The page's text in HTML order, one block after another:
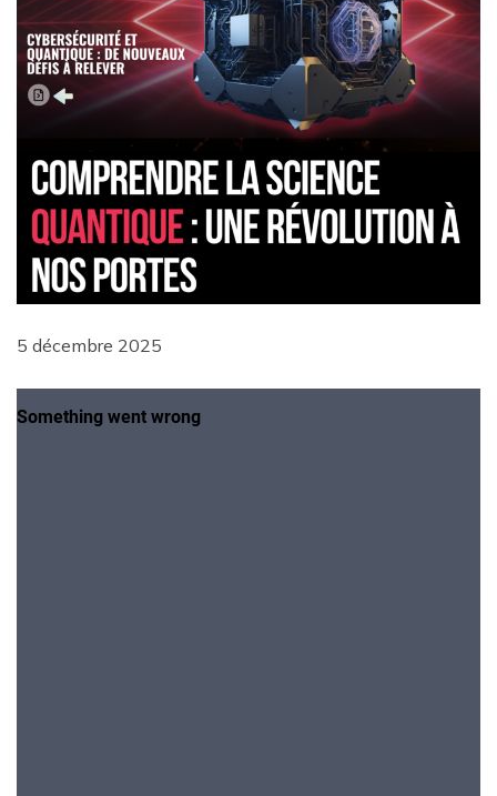
5 décembre 2025